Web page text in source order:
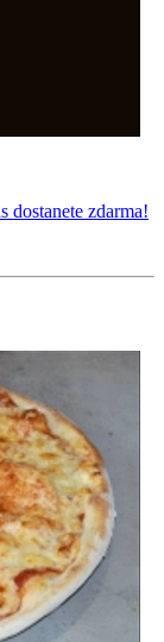
dostanete zdarma!